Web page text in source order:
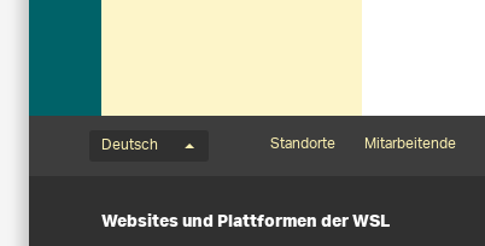
Sprachmenü
Deutsch
Footernavigation
Standorte Mitarbeitende
Websites und Plattformen der WSL